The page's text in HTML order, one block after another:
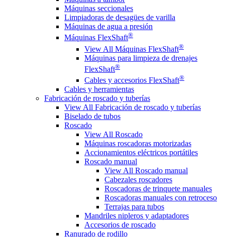
Máquinas seccionales
Limpiadoras de desagües de varilla
Máquinas de agua a presión
Máquinas FlexShaft®
View All Máquinas FlexShaft®
Máquinas para limpieza de drenajes
FlexShaft®
Cables y accesorios FlexShaft®
Cables y herramientas
Fabricación de roscado y tuberías
View All Fabricación de roscado y tuberías
Biselado de tubos
Roscado
View All Roscado
Máquinas roscadoras motorizadas
Accionamientos eléctricos portátiles
Roscado manual
View All Roscado manual
Cabezales roscadores
Roscadoras de trinquete manuales
Roscadoras manuales con retroceso
Terrajas para tubos
Mandriles nipleros y adaptadores
Accesorios de roscado
Ranurado de rodillo